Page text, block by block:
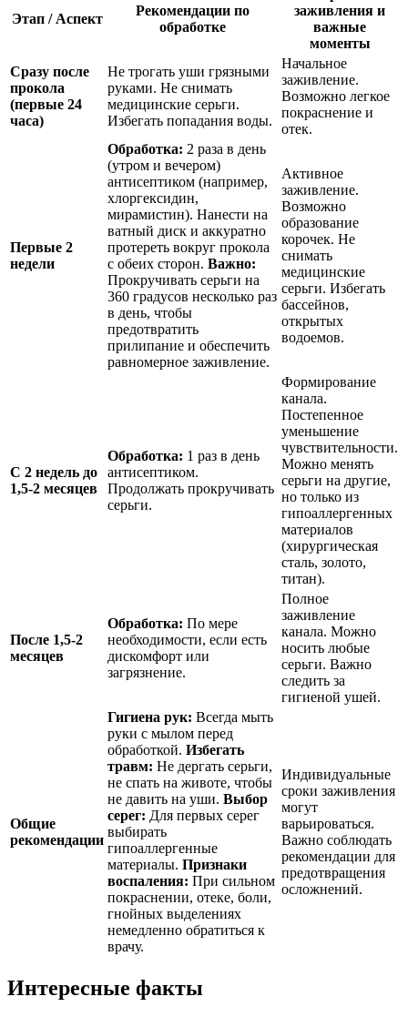
Этап / Аспект
Рекомендации по
обработке
заживления и
важные
моменты
Сразу после
прокола
(первые 24
часа)
Не трогать уши грязными
руками. Не снимать
медицинские серьги.
Избегать попадания воды.
Начальное
заживление.
Возможно легкое
покраснение и
отек.
Первые 2
недели
Обработка: 2 раза в день
(утром и вечером)
антисептиком (например,
хлоргексидин,
мирамистин). Нанести на
ватный диск и аккуратно
протереть вокруг прокола
с обеих сторон. Важно:
Прокручивать серьги на
360 градусов несколько раз
в день, чтобы
предотвратить
прилипание и обеспечить
равномерное заживление.
Активное
заживление.
Возможно
образование
корочек. Не
снимать
медицинские
серьги. Избегать
бассейнов,
открытых
водоемов.
С 2 недель до
1,5-2 месяцев
Обработка: 1 раз в день
антисептиком.
Продолжать прокручивать
серьги.
Формирование
канала.
Постепенное
уменьшение
чувствительности.
Можно менять
серьги на другие,
но только из
гипоаллергенных
материалов
(хирургическая
сталь, золото,
титан).
После 1,5-2
месяцев
Обработка: По мере
необходимости, если есть
дискомфорт или
загрязнение.
Полное
заживление
канала. Можно
носить любые
серьги. Важно
следить за
гигиеной ушей.
Общие
рекомендации
Гигиена рук: Всегда мыть
руки с мылом перед
обработкой. Избегать
травм: Не дергать серьги,
не спать на животе, чтобы
не давить на уши. Выбор
серег: Для первых серег
выбирать
гипоаллергенные
материалы. Признаки
воспаления: При сильном
покраснении, отеке, боли,
гнойных выделениях
немедленно обратиться к
врачу.
Индивидуальные
сроки заживления
могут
варьироваться.
Важно соблюдать
рекомендации для
предотвращения
осложнений.
Интересные факты